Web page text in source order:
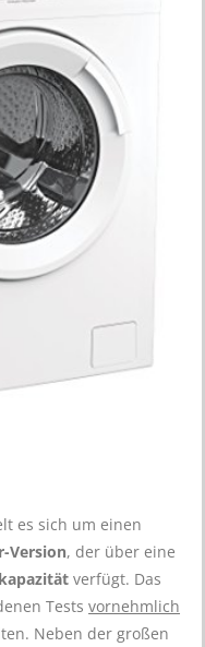
es sich um einen
Version, der über eine
verfügt. Das
Testsvornehmlich
Neben der großen